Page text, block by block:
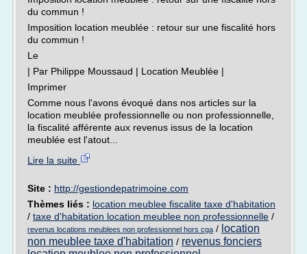
du commun !
Imposition location meublée : retour sur une fiscalité hors
du commun !
Le
| Par Philippe Moussaud | Location Meublée |
Imprimer
Comme nous l'avons évoqué dans nos articles sur la
location meublée professionnelle ou non professionnelle,
la fiscalité afférente aux revenus issus de la location
meublée est l'atout...
Lire la suite
Site : http://gestiondepatrimoine.com
Thèmes liés : location meublee fiscalite taxe d'habitation
/ taxe d'habitation location meublee non professionnelle /
revenus locations meublees non professionnel hors cga / location
non meublee taxe d'habitation / revenus fonciers